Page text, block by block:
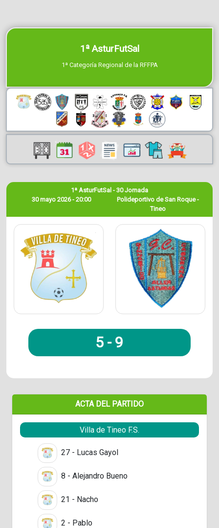
1ª AsturFutSal
1ª Categoría Regional de la RFFPA
30 mayo 2026 - 20:00
1ª AsturFutSal - 30 Jornada
Polideportivo de San Roque -
Tineo
5 - 9
ACTA DEL PARTIDO
Villa de Tineo F.S.
27 - Lucas Gayol
8 - Alejandro Bueno
21 - Nacho
2 - Pablo